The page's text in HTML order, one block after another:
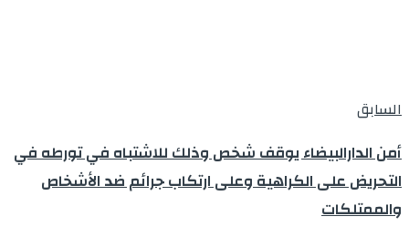
السابق
أمن الدارالبيضاء يوقف شخص وذلك للاشتباه في تورطه في
التحريض على الكراهية وعلى ارتكاب جرائم ضد الأشخاص
والممتلكات